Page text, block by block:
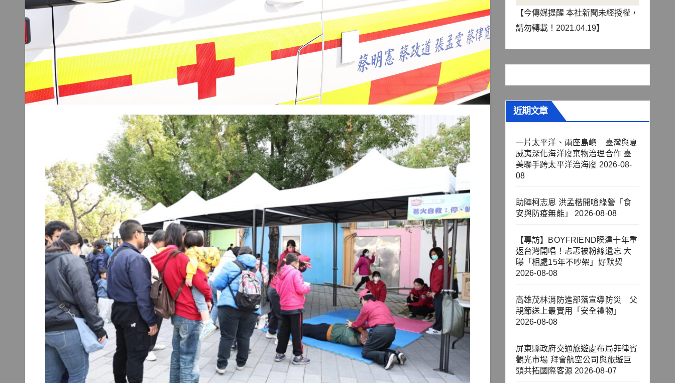
【今傳媒提醒 本社新聞未經授權，
請勿轉載！2021.04.19】
近期文章
一片太平洋、兩座島嶼 臺灣與夏
威夷深化海洋廢棄物治理合作 臺
美聯手跨太平洋治海廢 2026-08-
08
助陣柯志恩 洪孟楷開嗆綠營「食
安與防疫無能」
2026-08-08
【專訪】BOYFRIEND睽違十年重
返台灣開唱！忐忑被粉絲遺忘 大
曝「相處15年不吵架」好默契
2026-08-08
高雄茂林消防進部落宣導防災 父
親節送上最實用「安全禮物」
2026-08-08
屏東縣政府交通旅遊處布局菲律賓
觀光市場 拜會航空公司與旅遊巨
頭共拓國際客源 2026-08-07